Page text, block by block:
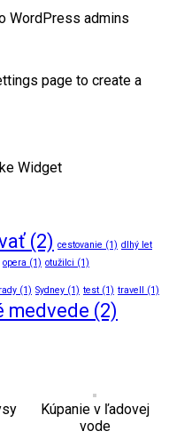
WordPress admins
page to create a
(2) cestovanie (1) dlhý let
opera (1) otužilci (1)
(1) Sydney (1) test (1) travell (1)
medvede (2)
Kúpanie v ľadovej
vode